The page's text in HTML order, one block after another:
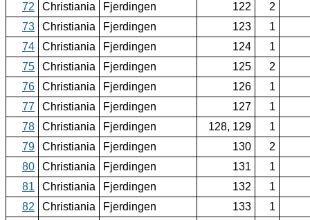
72
Christiania Fjerdingen 122
2
73
Christiania Fjerdingen 123
1
74
Christiania Fjerdingen 124
1
75
Christiania Fjerdingen 125
2
76
Christiania Fjerdingen 126
1
77
Christiania Fjerdingen 127
1
78
Christiania Fjerdingen 128, 129
1
79
Christiania Fjerdingen 130
2
80
Christiania Fjerdingen 131
1
81
Christiania Fjerdingen 132
1
82
Christiania Fjerdingen 133
1